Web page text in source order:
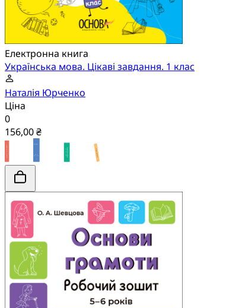
Електронна книга
Українська мова. Цікаві завдання. 1 клас
Наталія Юрченко
Ціна
0
156,00 ₴